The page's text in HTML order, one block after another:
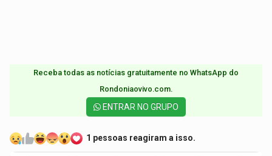
Receba todas as notícias gratuitamente no WhatsApp do
Rondoniaovivo.com.​
ENTRAR NO GRUPO
1 pessoas reagiram a isso.